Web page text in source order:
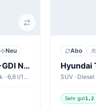
Neu
Hyundai i30 Kombi 1.6 T-GDI N Line X
Kombi · Benzin · 239 PS · Automatik · 6,6 l/100km
Abo
Sehr gut1,2